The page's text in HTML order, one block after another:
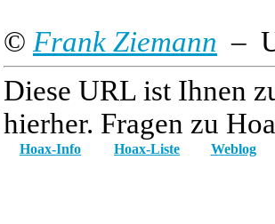
© Frank Ziemann –
Diese URL ist Ihnen
hierher. Fragen zu
Hoax-Info Hoax-Liste Weblog